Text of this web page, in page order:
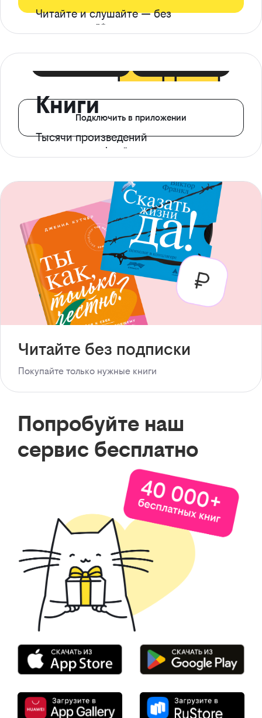
Читайте и слушайте — без
ограничений*
Книги
Тысячи произведений
с доступом офлайн
Подключить в приложении
Читайте без подписки
Покупайте только нужные книги
Попробуйте наш
сервис бесплатно